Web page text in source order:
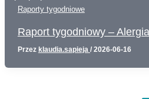
Raporty tygodniowe
Raport tygodniowy –
Przez klaudia.sapieja / 2026-06-16